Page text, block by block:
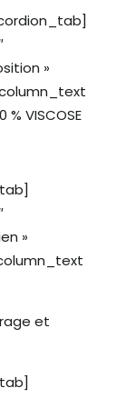
»
VISCOSE
»
et